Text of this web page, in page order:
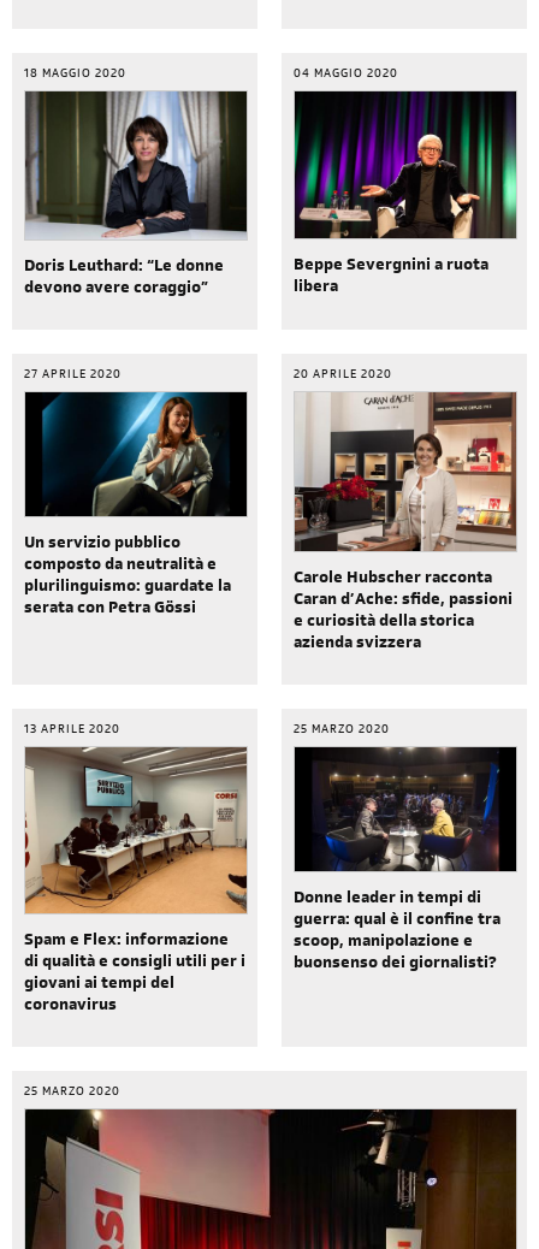
18 MAGGIO 2020
Doris Leuthard: “Le donne
devono avere coraggio”
04 MAGGIO 2020
Beppe Severgnini a ruota
libera
27 APRILE 2020
Un servizio pubblico
composto da neutralità e
plurilinguismo: guardate la
serata con Petra Gössi
20 APRILE 2020
Carole Hubscher racconta
Caran d’Ache: sfide, passioni
e curiosità della storica
azienda svizzera
13 APRILE 2020
Spam e Flex: informazione
di qualità e consigli utili per i
giovani ai tempi del
coronavirus
25 MARZO 2020
Donne leader in tempi di
guerra: qual è il confine tra
scoop, manipolazione e
buonsenso dei giornalisti?
25 MARZO 2020